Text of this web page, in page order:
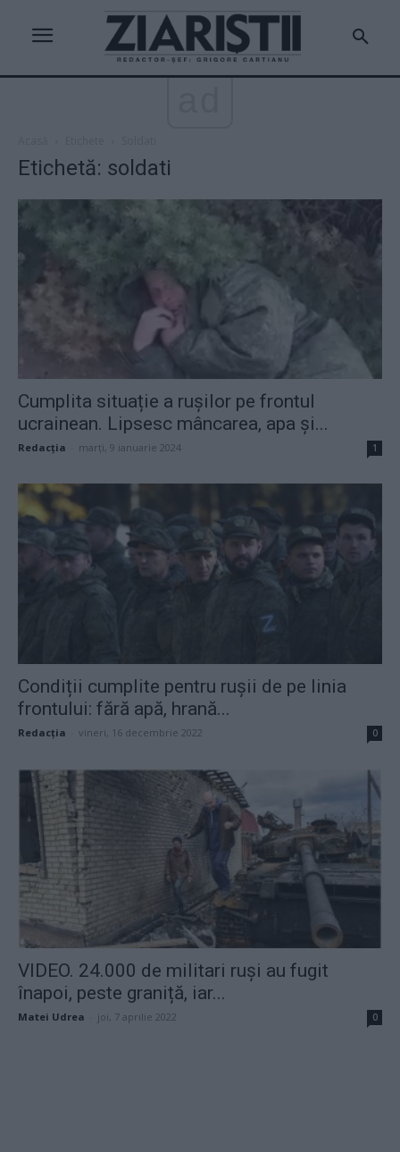
Etichetă: soldati
Cumplita situație a rușilor pe frontul
ucrainean. Lipsesc mâncarea, apa și...
Redacţia marți, 9 ianuarie 2024 1
Condiții cumplite pentru rușii de pe linia
frontului: fără apă, hrană...
Redacţia vineri, 16 decembrie 2022 0
VIDEO. 24.000 de militari ruși au fugit
înapoi, peste graniță, iar...
Matei Udrea joi, 7 aprilie 2022 0